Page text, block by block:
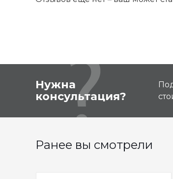
Нужна
консультация?
Ранее вы смотрели